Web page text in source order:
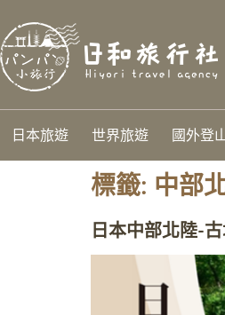
日本旅遊 世界旅遊 國外登
標籤: 中部
日本中部北陸-